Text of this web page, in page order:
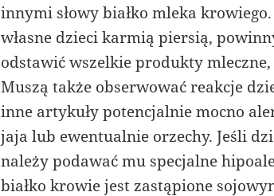
innymi słowy białko mleka
własne dzieci karmią piersią,
odstawić wszelkie produkty
Muszą także obserwować reakcje
inne artykuły potencjalnie mocno
jaja lub ewentualnie orzechy. Jeśli
należy podawać mu specjalne
białko krowie jest zastąpione